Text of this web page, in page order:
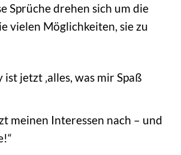
Sprüche drehen sich um die
vielen Möglichkeiten, sie zu
ist jetzt ‚alles, was mir Spaß
meinen Interessen nach – und